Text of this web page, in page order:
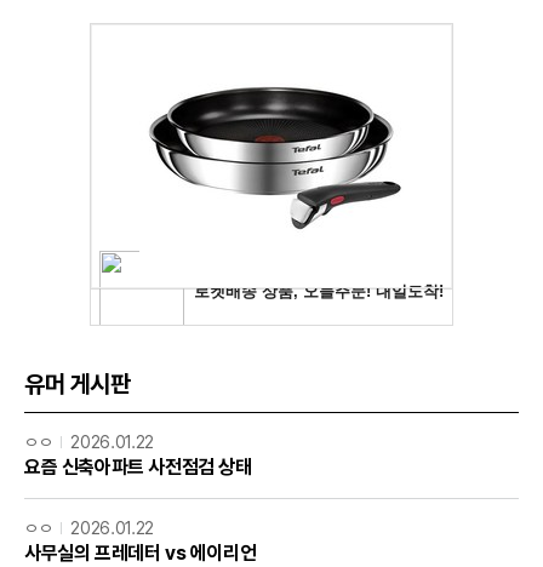
유머 게시판
ㅇㅇ 2026.01.22
요즘 신축아파트 사전점검 상태
ㅇㅇ 2026.01.22
사무실의 프레데터 vs 에이리언